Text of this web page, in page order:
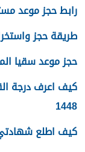
رابط حجز موعد
طريقة حجز
حجز موعد سقيا الماء 1448 بوابة
كيف اعرف درجة
1448
كيف اطلع شهادتي